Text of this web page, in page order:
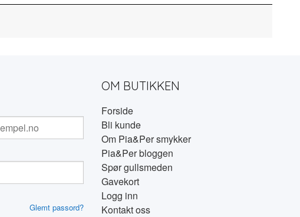
Glemt passord?
OM BUTIKKEN
Forside
Bli kunde
Om Pia&Per smykker
Pia&Per bloggen
Spør gullsmeden
Gavekort
Logg inn
Kontakt oss